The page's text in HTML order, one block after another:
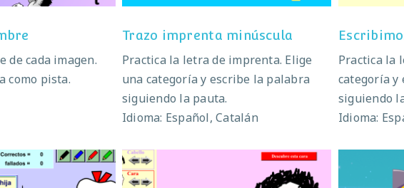
de cada imagen.
como pista.
Trazo imprenta minúscula
Practica la letra de imprenta. Elige
una categoría y escribe la palabra
siguiendo la pauta.
Idioma: Español, Catalán
Practica la
categoría y
siguiendo
Idioma: